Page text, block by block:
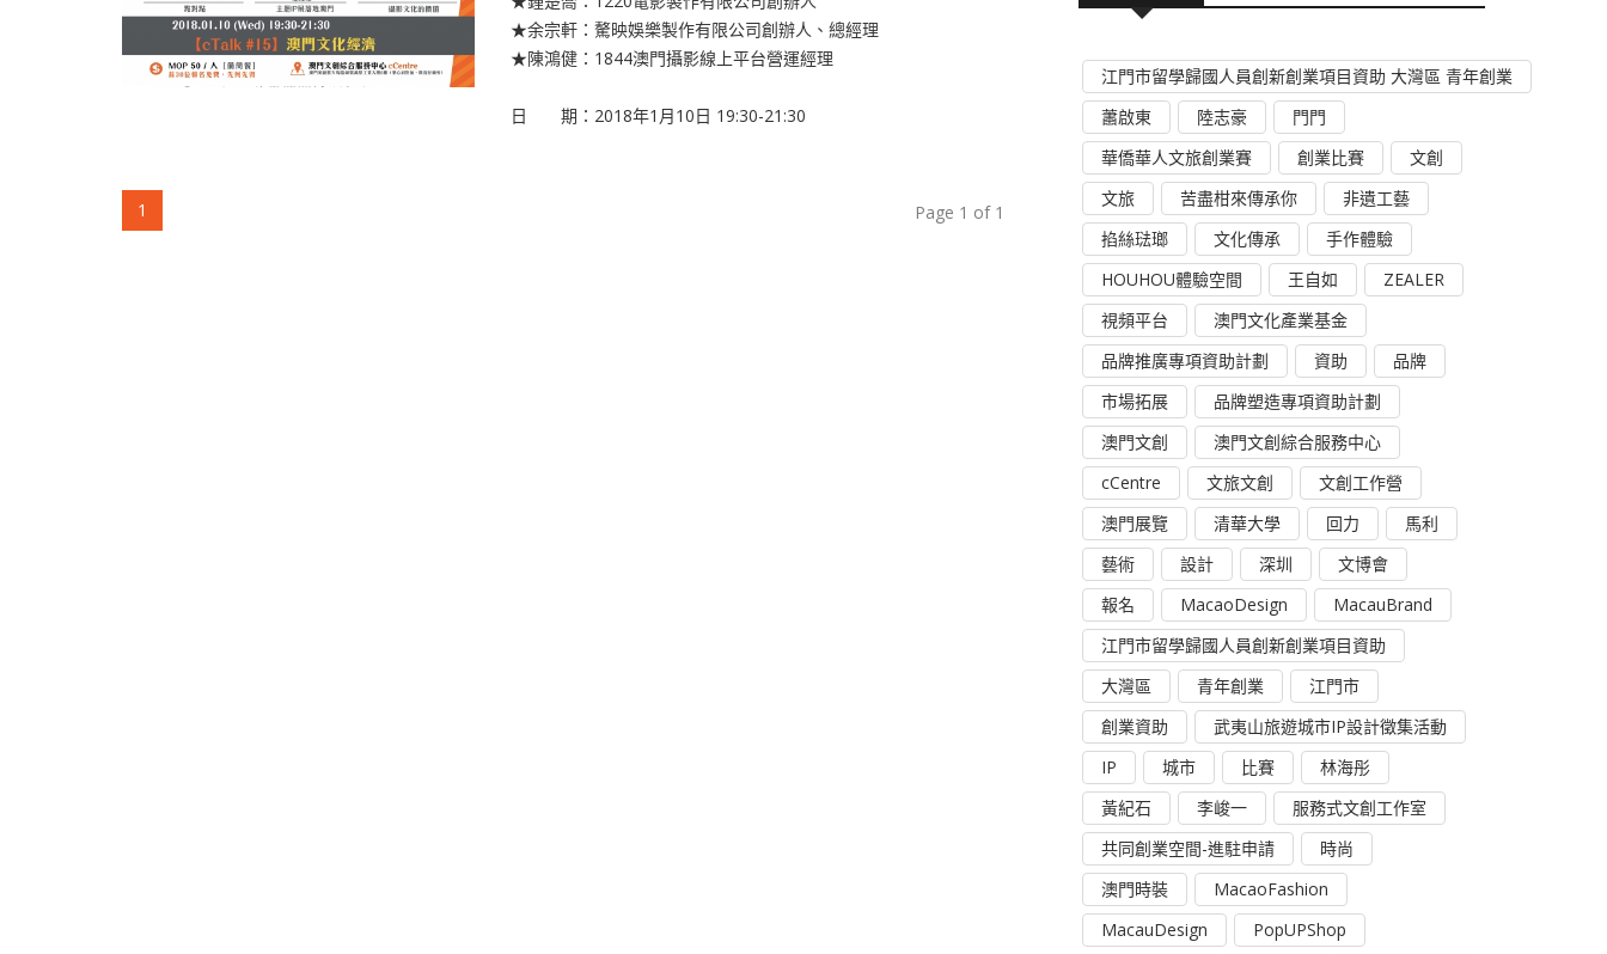
★余宗軒：驁映娛樂製作有限公司創辦人、總經理
★陳鴻健：1844澳門攝影線上平台營運經理
日 期：2018年1月10日 19:30-21:30
1 Page 1 of 1
江門市留學歸國人員創新創業項目資助 大灣區 青年創業
蕭啟東
陸志豪
門門
華僑華人文旅創業賽
創業比賽
文創
文旅
苦盡柑來傳承你
非遺工藝
掐絲琺瑯
文化傳承
手作體驗
HOUHOU體驗空間
王自如
ZEALER
視頻平台
澳門文化產業基金
品牌推廣專項資助計劃
資助
品牌
市場拓展
品牌塑造專項資助計劃
澳門文創
澳門文創綜合服務中心
cCentre
文旅文創
文創工作營
澳門展覽
清華大學 回力
馬利
藝術
設計 深圳
文博會
報名
MacaoDesign
MacauBrand
江門市留學歸國人員創新創業項目資助
大灣區
青年創業
江門市
創業資助
武夷山旅遊城市IP設計徵集活動
IP
城市 比賽
林海彤
黃紀石
李峻一
服務式文創工作室
共同創業空間-進駐申請
時尚
澳門時裝
MacaoFashion
MacauDesign
PopUPShop